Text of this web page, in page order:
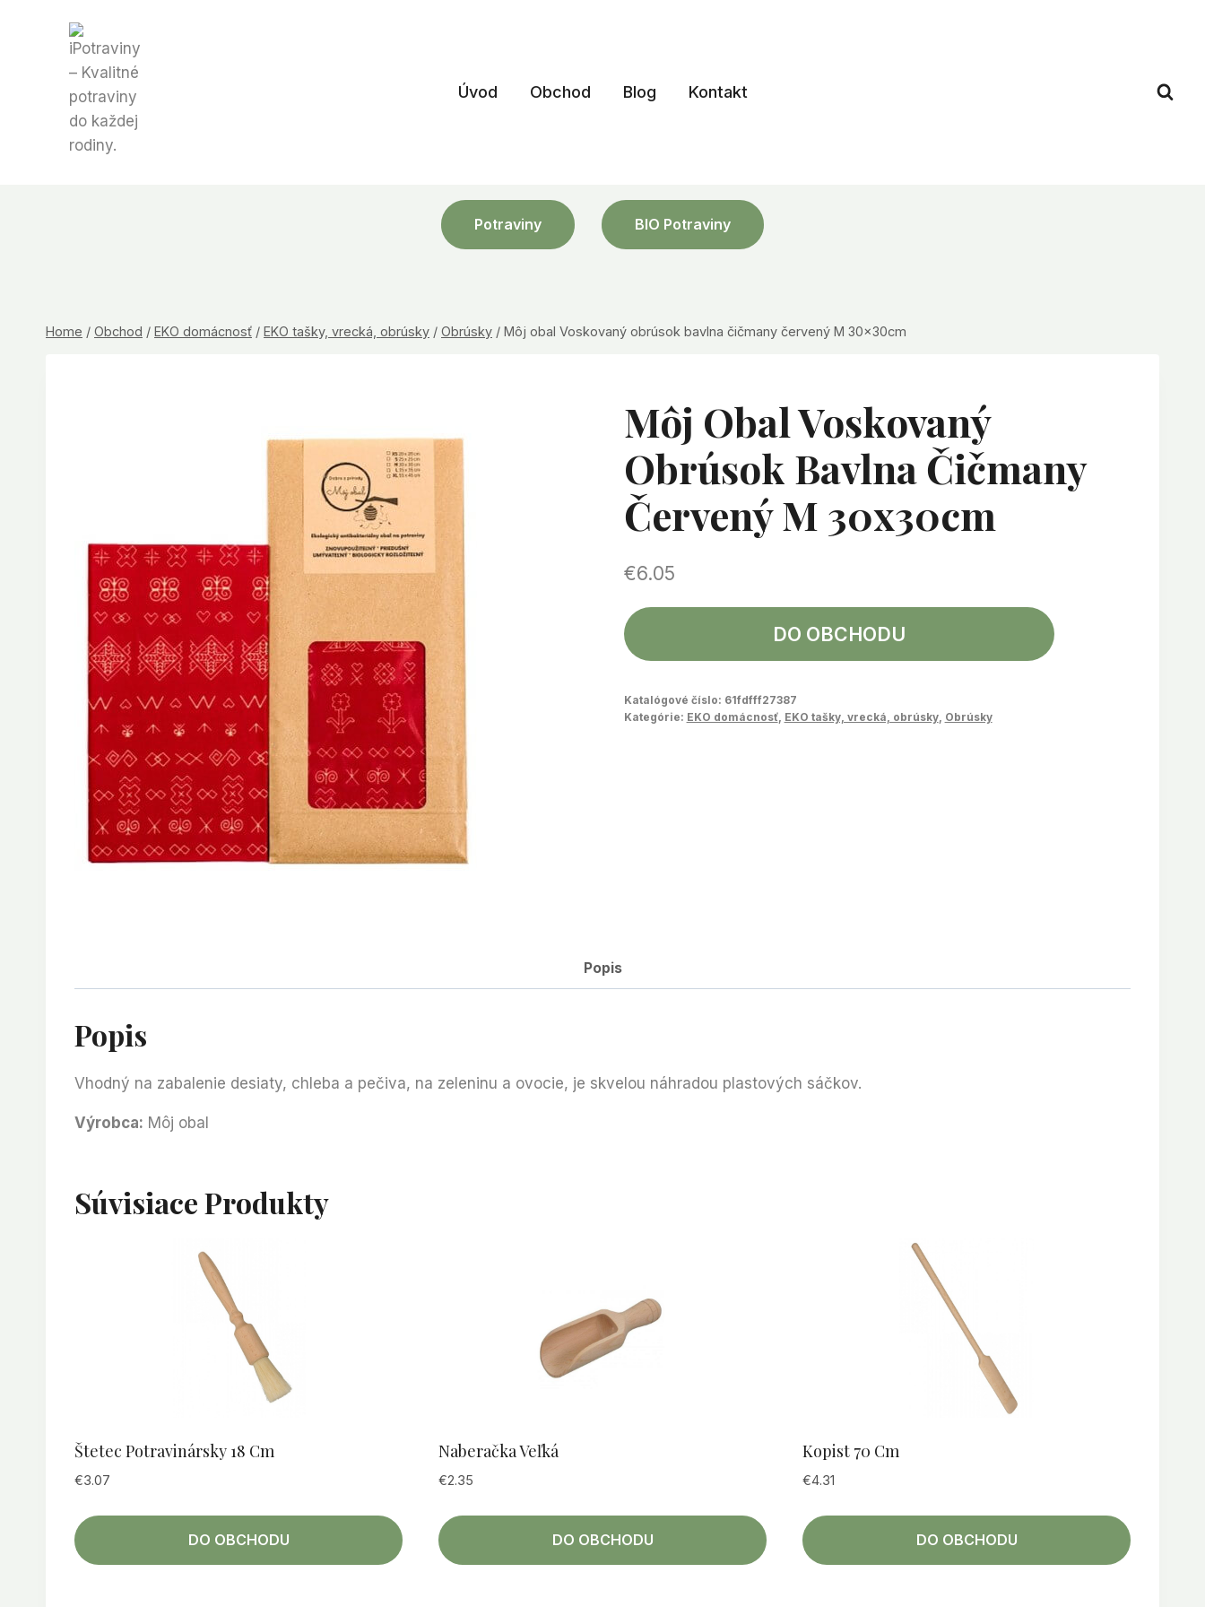
Úvod Obchod Blog Kontakt
Potraviny BIO Potraviny
Home / Obchod / EKO domácnosť / EKO tašky, vrecká, obrúsky / Obrúsky / Môj obal Voskovaný obrúsok bavlna čičmany červený M 30x30cm
Môj Obal Voskovaný
Obrúsok Bavlna Čičmany
Červený M 30x30cm
€6.05
DO OBCHODU
Katalógové číslo: 61fdfff27387
Kategórie: EKO domácnosť, EKO tašky, vrecká, obrúsky, Obrúsky
Popis
Popis
Vhodný na zabalenie desiaty, chleba a pečiva, na zeleninu a ovocie, je skvelou náhradou plastových sáčkov.
Výrobca: Môj obal
Súvisiace Produkty
Štetec Potravinársky 18 Cm
€3.07
DO OBCHODU
Naberačka Veľká
€2.35
DO OBCHODU
Kopist 70 Cm
€4.31
DO OBCHODU